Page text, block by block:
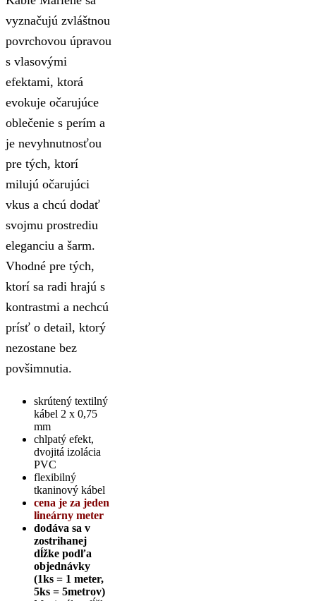
vyznačujú zvláštnou
povrchovou úpravou
s vlasovými
efektami, ktorá
evokuje očarujúce
oblečenie s perím a
je nevyhnutnosťou
pre tých, ktorí
milujú očarujúci
vkus a chcú dodať
svojmu prostrediu
eleganciu a šarm.
Vhodné pre tých,
ktorí sa radi hrajú s
kontrastmi a nechcú
prísť o detail, ktorý
nezostane bez
povšimnutia.
skrútený textilný
kábel 2 x 0,75
mm
chlpatý efekt,
dvojitá izolácia
PVC
flexibilný
tkaninový kábel
cena je za jeden
lineárny meter
dodáva sa v
zostrihanej
dĺžke podľa
objednávky
(1ks = 1 meter,
5ks = 5metrov)